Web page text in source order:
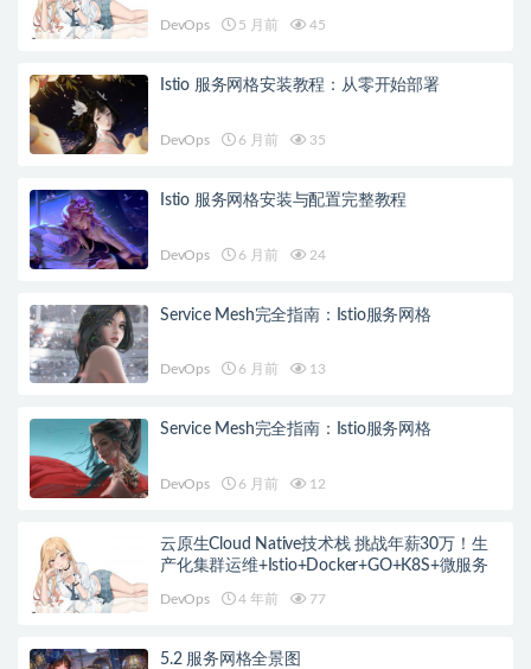
DevOps 5 月前 45
Istio 服务网格安装教程：从零开始部署
DevOps 6 月前 35
Istio 服务网格安装与配置完整教程
DevOps 6 月前 24
Service Mesh完全指南：Istio服务网格
DevOps 6 月前 13
Service Mesh完全指南：Istio服务网格
DevOps 6 月前 12
云原生Cloud Native技术栈 挑战年薪30万！生
产化集群运维+Istio+Docker+GO+K8S+微服务
DevOps 4 年前 77
5.2 服务网格全景图